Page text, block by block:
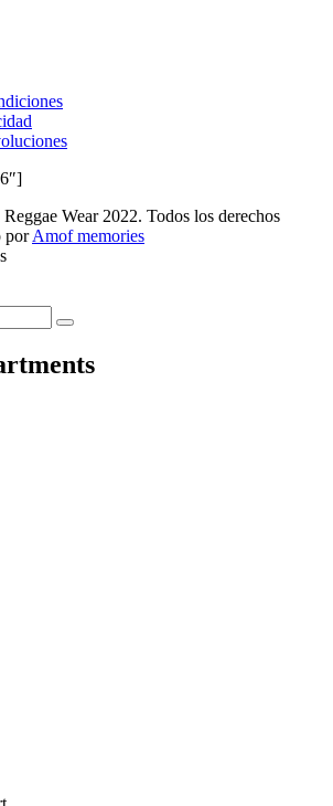
Wear 2022. Todos los derechos
porAmof memories